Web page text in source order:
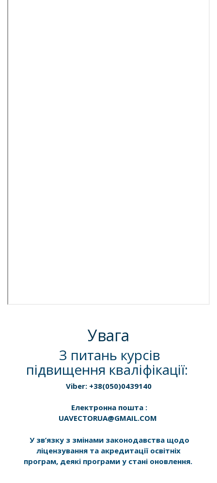
Увага
З питань курсів
підвищення кваліфікації:
Viber: +38(050)0439140
Електронна пошта :
UAVECTORUA@GMAIL.COM
У зв’язку з змінами законодавства щодо
ліцензування та акредитації освітніх
програм, деякі програми у стані оновлення.